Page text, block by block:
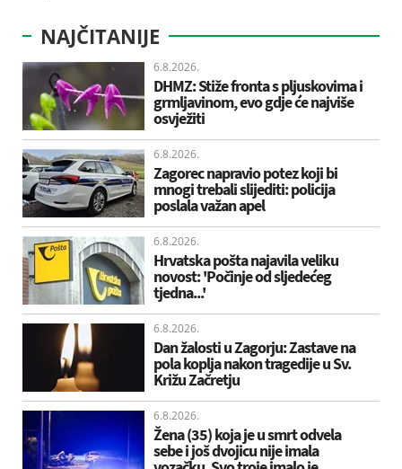
NAJČITANIJE
6.8.2026.
DHMZ: Stiže fronta s pljuskovima i
grmljavinom, evo gdje će najviše
osvježiti
6.8.2026.
Zagorec napravio potez koji bi
mnogi trebali slijediti: policija
poslala važan apel
6.8.2026.
Hrvatska pošta najavila veliku
novost: 'Počinje od sljedećeg
tjedna...'
6.8.2026.
Dan žalosti u Zagorju: Zastave na
pola koplja nakon tragedije u Sv.
Križu Začretju
6.8.2026.
Žena (35) koja je u smrt odvela
sebe i još dvojicu nije imala